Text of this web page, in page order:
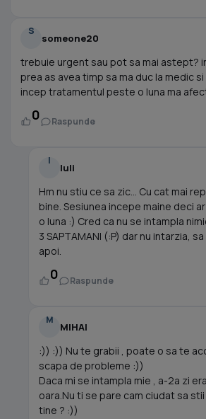
S
someone20
trebuie urgent sau pot sa mai astept?
prea as avea timp sa ma duc la medic
incep tratamentul peste o luna ma
0 Raspunde
I
Iuli
Hm nu stiu ce sa zic... Cu cat mai
bine. Sesiunea incepe maine deci
o luna :) Cred ca nu se intampla
3 SAPTAMANI (:P) dar nu intarzia,
apoi.
0 Raspunde
M
MIHAI
:)) :)) Nu te grabii , poate o sa te
scapa de probleme :))
Daca mi se intampla mie , a-2a zi
oara.Nu ti se pare cam ciudat sa
tine ? :))